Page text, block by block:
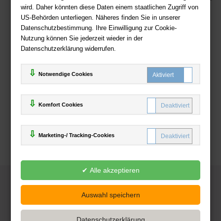
wird. Daher könnten diese Daten einem staatlichen Zugriff von
US-Behörden unterliegen. Näheres finden Sie in unserer
Datenschutzbestimmung. Ihre Einwilligung zur Cookie-
Nutzung können Sie jederzeit wieder in der
Datenschutzerklärung widerrufen.
Notwendige Cookies
Komfort Cookies
Marketing-/ Tracking-Cookies
Zahlweisen
Deutsche-Buchhandlung.de
www.deutsche-buchhandlung.de ist ein Angebot der
Handelsgesellschaft mbH
Powered by Inooga